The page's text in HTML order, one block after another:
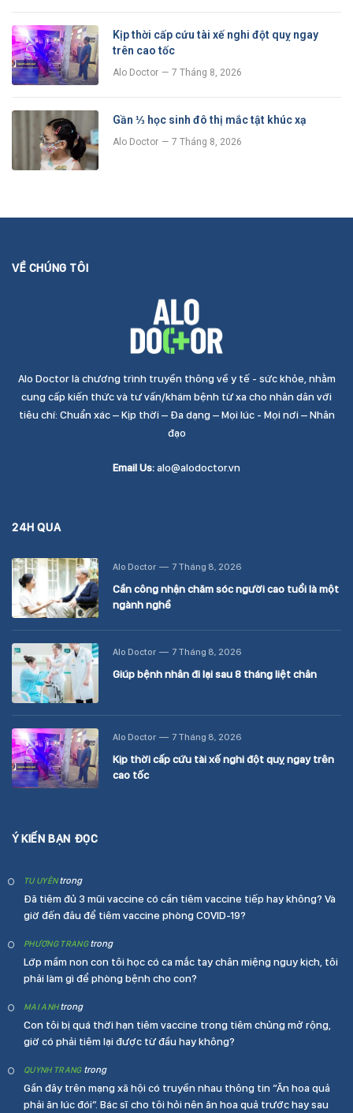
Kịp thời cấp cứu tài xế nghi đột quỵ ngay
trên cao tốc
Alo Doctor 7 Tháng 8, 2026
Gần ⅓ học sinh đô thị mắc tật khúc xạ
Alo Doctor 7 Tháng 8, 2026
VỀ CHÚNG TÔI
Alo Doctor là chương trình truyền thông về y tế - sức khỏe, nhằm
cung cấp kiến thức và tư vấn/khám bệnh từ xa cho nhân dân với
tiêu chí: Chuẩn xác – Kịp thời – Đa dạng – Mọi lúc - Mọi nơi – Nhân
đạo
Email Us:alo@alodoctor.vn
24H QUA
Alo Doctor 7 Tháng 8, 2026
Cần công nhận chăm sóc người cao tuổi là một
ngành nghề
Alo Doctor 7 Tháng 8, 2026
Giúp bệnh nhân đi lại sau 8 tháng liệt chân
Alo Doctor 7 Tháng 8, 2026
Kịp thời cấp cứu tài xế nghi đột quỵ ngay trên
cao tốc
Ý KIẾN BẠN ĐỌC
TU UYÊNtrong
Đã tiêm đủ 3 mũi vaccine có cần tiêm vaccine tiếp hay không? Và
giờ đến đâu để tiêm vaccine phòng COVID-19?
PHƯƠNG TRANGtrong
Lớp mầm non con tôi học có ca mắc tay chân miệng nguy kịch, tôi
phải làm gì để phòng bệnh cho con?
MAI ANHtrong
Con tôi bị quá thời hạn tiêm vaccine trong tiêm chủng mở rộng,
giờ có phải tiêm lại được từ đầu hay không?
QUYNH TRANGtrong
Gần đây trên mạng xã hội có truyền nhau thông tin “Ăn hoa quả
phải ăn lúc đói”. Bác sĩ cho tôi hỏi nên ăn hoa quả trước hay sau